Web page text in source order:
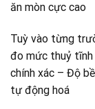
ăn mòn cực cao
Tuỳ vào từng
đo mức thuỷ
chính xác – Độ
tự động hoá